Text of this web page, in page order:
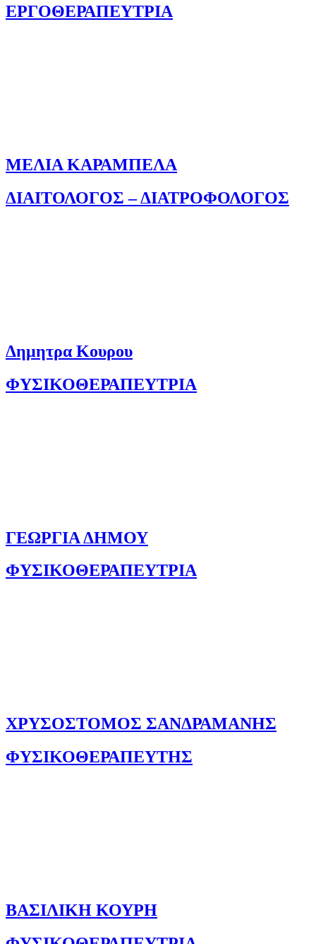
ΕΡΓΟΘΕΡΑΠΕΥΤΡΙΑ
ΜΕΛΙΑ ΚΑΡΑΜΠΕΛΑ
ΔΙΑΙΤΟΛΟΓΟΣ – ΔΙΑΤΡΟΦΟΛΟΓΟΣ
Δημητρα Κουρου
ΦΥΣΙΚΟΘΕΡΑΠΕΥΤΡΙΑ
ΓΕΩΡΓΙΑ ΔΗΜΟΥ
ΦΥΣΙΚΟΘΕΡΑΠΕΥΤΡΙΑ
ΧΡΥΣΟΣΤΟΜΟΣ ΣΑΝΔΡΑΜΑΝΗΣ
ΦΥΣΙΚΟΘΕΡΑΠΕΥΤΗΣ
ΒΑΣΙΛΙΚΗ ΚΟΥΡΗ